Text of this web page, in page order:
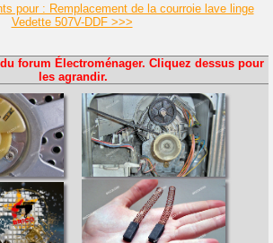
pour : Remplacement de la courroie lave linge
Vedette 507V-DDF >>>
forum Électroménager. Cliquez dessus pour
les agrandir.